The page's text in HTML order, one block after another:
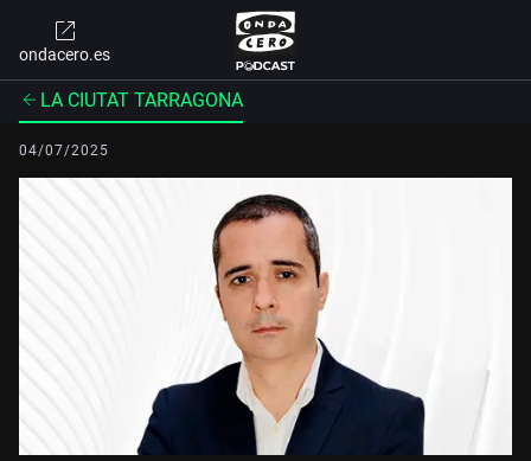
ondacero.es
LA CIUTAT TARRAGONA
04/07/2025